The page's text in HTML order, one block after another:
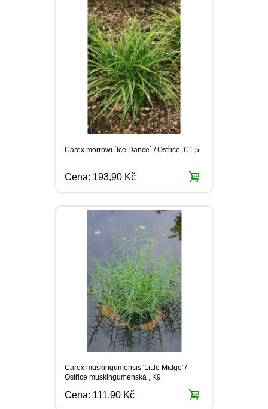
Carex morrowi ´Ice Dance´ / Ostřice, C1,5
Cena: 193,90 Kč
Carex muskingumensis 'Little Midge' /
Ostřice muskingumenská , K9
Cena: 111,90 Kč